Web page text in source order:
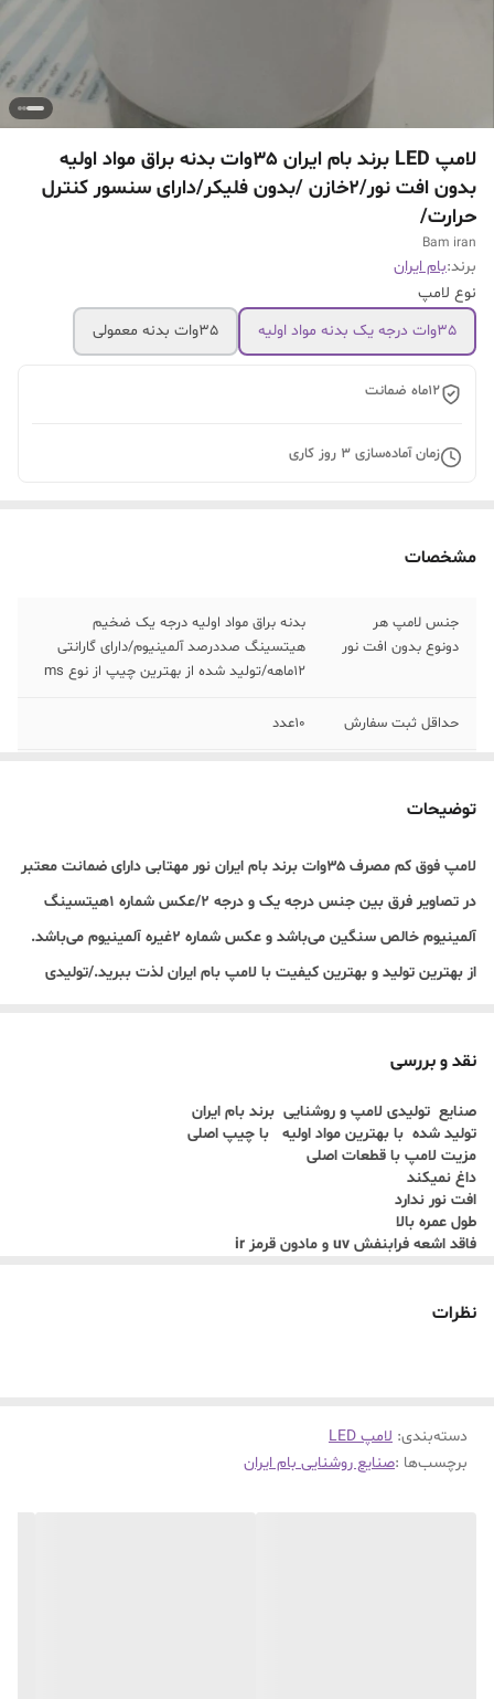
لامپ LED برند بام ایران 35وات بدنه براق مواد اولیه
بدون افت نور/2خازن /بدون فلیکر/دارای سنسور کنترل
حرارت/
Bam iran
برند:بام ایران
نوع لامپ
35وات درجه یک بدنه مواد اولیه
35وات بدنه معمولی
۱۲ماه ضمانت
زمان آماده‌سازی 3 روز کاری
مشخصات
جنس لامپ هر
دونوع بدون افت نور
بدنه براق مواد اولیه درجه یک ضخیم
هیتسینگ صددرصد آلمینیوم/دارای گارانتی
۱۲ماهه/تولید شده از بهترین چیپ از نوع ms
حداقل ثبت سفارش 10عدد
توان ۳۵وات واقعی
توضیحات
لامپ فوق کم مصرف ۳۵وات برند بام ایران نور مهتابی دارای ضمانت معتبر
در تصاویر فرق بین جنس درجه یک و درجه ۲/عکس شماره ۱هیتسینگ
آلمینیوم خالص سنگین می‌باشد و عکس شماره ۲غیره آلمینیوم می‌باشد.
از بهترین تولید و بهترین کیفیت با لامپ بام ایران لذت ببرید./تولیدی
جنس درجه یک بدنه براق ضخیم و سنگین هیتسینگ صددرصد آلمینیوم
با کمترین قیمت با بهترین کیفیت بدون واسطه از خط تولید
نقد و بررسی
صنایع تولیدی لامپ و روشنایی برند بام ایران
تولید شده با بهترین مواد اولیه با چیپ اصلی
مزیت لامپ با قطعات اصلی
داغ نمیکند
افت نور ندارد
طول عمره بالا
فاقد اشعه فرابنفش uv و مادون قرمز ir
که درجه گرمای بالا دارند استفاده ننمایید
نظرات
دسته‌بندی: لامپ LED
برچسب‌ها :صنایع روشنایی بام ایران